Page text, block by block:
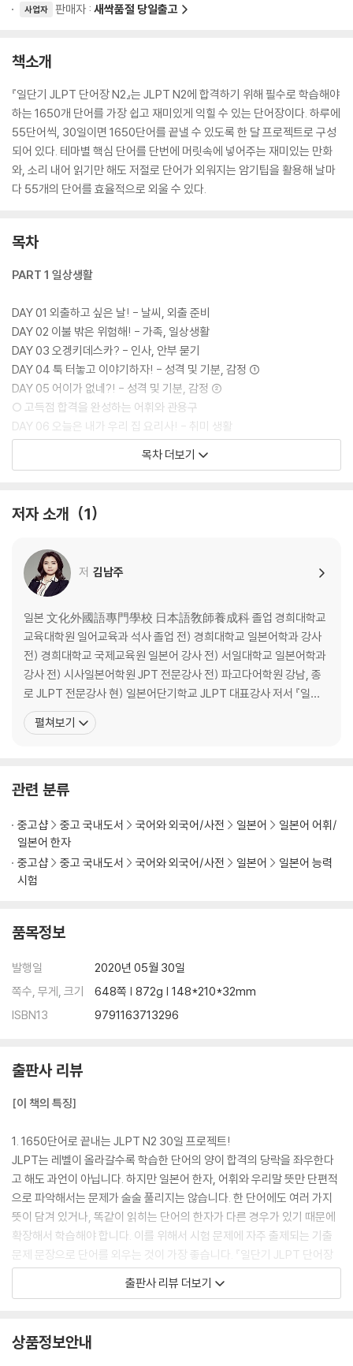
사업자 판매자 : 새싹품절 당일출고
책소개
『일단기 JLPT 단어장 N2』는 JLPT N2에 합격하기 위해 필수로 학습해야
하는 1650개 단어를 가장 쉽고 재미있게 익힐 수 있는 단어장이다. 하루에
55단어씩, 30일이면 1650단어를 끝낼 수 있도록 한 달 프로젝트로 구성
되어 있다. 테마별 핵심 단어를 단번에 머릿속에 넣어주는 재미있는 만화
와, 소리 내어 읽기만 해도 저절로 단어가 외워지는 암기팁을 활용해 날마
다 55개의 단어를 효율적으로 외울 수 있다.
목차
PART 1 일상생활
DAY 01 외출하고 싶은 날! - 날씨, 외출 준비
DAY 02 이불 밖은 위험해! - 가족, 일상생활
DAY 03 오겡키데스카? - 인사, 안부 묻기
DAY 04 툭 터놓고 이야기하자! - 성격 및 기분, 감정 ①
DAY 05 어이가 없네?! - 성격 및 기분, 감정 ②
○ 고득점 합격을 완성하는 어휘와 관용구
DAY 06 오늘은 내가 우리 집 요리사! - 취미 생활
DAY 07 현장에서 전해 드립니다! - 뉴스, 신문
DAY 08 스마트폰을 내려놓을 수 없어! - 인터넷 검색, 메일
○ 실전 Test 1
PART 2 사회생활
DAY 11 잘 부탁드리겠습니다! - 인맥, 사회생활
DAY 12 우리 집에 놀러 와! - 초대, 방문
DAY 13 참 잘했어요~ - 칭찬, 질책, 부탁, 권유, 거절
DAY 14 두근두근 캠퍼스 라이프! - 캠퍼스 생활 ①
DAY 15 무사히 졸업할 수 있을까? - 캠퍼스 생활 ②
○ 고득점 합격을 완성하는 어휘와 관용구
DAY 16 일본어 잘하시네요! - 유학
DAY 17 이랏쌰이마세! - 아르바이트
DAY 20 눈치 챙겨! - 직장 생활 ②
PART 3 장소 및 시설 이용
DAY 21 가까운 거리는 걸읍시다. - 대중교통
DAY 24 이사는 손 없는 날에! - 부동산, 이사
○ 고득점 합격을 완성하는 어휘와 관용구
DAY 26 추천 메뉴가 뭔가요? - 식당
DAY 27 지금 이 순간…! - 문화생활 즐기기 ①
DAY 30 자연을 소중히!- 자연, 환경
실전 Test 정답 및 해석
목차 더보기
저자 소개 1
저 김남주
일본 文化外國語專門學校 日本語敎師養成科 졸업 경희대학교
교육대학원 일어교육과 석사 졸업 전) 경희대학교 일본어학과 강사
전) 경희대학교 국제교육원 일본어 강사 전) 서일대학교 일본어학과
강사 전) 시사일본어학원 JPT 전문강사 전) 파고다어학원 강남, 종
로 JLPT 전문강사 현) 일본어단기학교 JLPT 대표강사 저서 『일단
기 JLPT N3/N2/N1(개정판)』 (커넥츠 일단기) 『JLPT N3/N2 실
전 모의고사』 (커넥츠 일단기) 『일단기 JLPT 단어장 N3/N2』 (커넥
펼쳐보기
관련 분류
중고샵 중고 국내도서 국어와 외국어/사전 일본어
일본어 어휘/
일본어 한자
중고샵
중고 국내도서 국어와 외국어/사전 일본어
일본어 능력
시험
품목정보
발행일
2020년 05월 30일
쪽수, 무게, 크기
648쪽 | 872g | 148*210*32mm
ISBN13
9791163713296
출판사 리뷰
[이 책의 특징]
1. 1650단어로 끝내는 JLPT N2 30일 프로젝트!
JLPT는 레벨이 올라갈수록 학습한 단어의 양이 합격의 당락을 좌우한다
고 해도 과언이 아닙니다. 하지만 일본어 한자, 어휘와 우리말 뜻만 단편적
으로 파악해서는 문제가 술술 풀리지는 않습니다. 한 단어에도 여러 가지
뜻이 담겨 있거나, 똑같이 읽히는 단어의 한자가 다른 경우가 있기 때문에
확장해서 학습해야 합니다. 이를 위해서 시험 문제에 자주 출제되는 기출
문제 문장으로 단어를 외우는 것이 가장 좋습니다. 『일단기 JLPT 단어장
N2』 는 JLPT N2 레벨의 최신 기출문제를 철저히 분석하여 선정한 1650
개 필수 단어를 출제 가능성이 높은 다른 단어들과 구성한 예문과 함께 제
를 정복할 수 있도록 구성했습니다.
출판사 리뷰 더보기
상품정보안내